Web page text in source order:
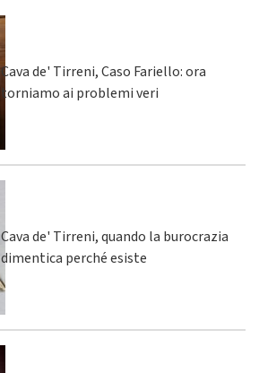
Cava de' Tirreni, Caso Fariello: ora
torniamo ai problemi veri
Cava de' Tirreni, quando la burocrazia
dimentica perché esiste